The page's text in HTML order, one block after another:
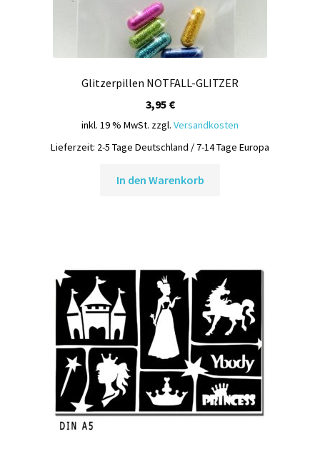
Glitzerpillen NOTFALL-GLITZER
3,95 €
inkl. 19 % MwSt. zzgl. Versandkosten
Lieferzeit: 2-5 Tage Deutschland / 7-14 Tage Europa
In den Warenkorb